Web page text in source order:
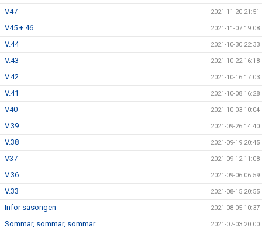
V47 2021-11-20 21:51
V45 + 46 2021-11-07 19:08
V.44 2021-10-30 22:33
V.43 2021-10-22 16:18
V.42 2021-10-16 17:03
V.41 2021-10-08 16:28
V40 2021-10-03 10:04
V.39 2021-09-26 14:40
V.38 2021-09-19 20:45
V37 2021-09-12 11:08
V.36 2021-09-06 06:59
V.33 2021-08-15 20:55
Inför säsongen 2021-08-05 10:37
Sommar, sommar, sommar 2021-07-03 20:00